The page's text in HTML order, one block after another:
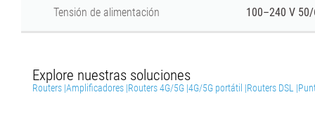
Tensión de alimentación 100–240 V
Explore nuestras soluciones
Routers |Amplificadores |Routers 4G/5G |4G/5G portátil |Routers DSL |